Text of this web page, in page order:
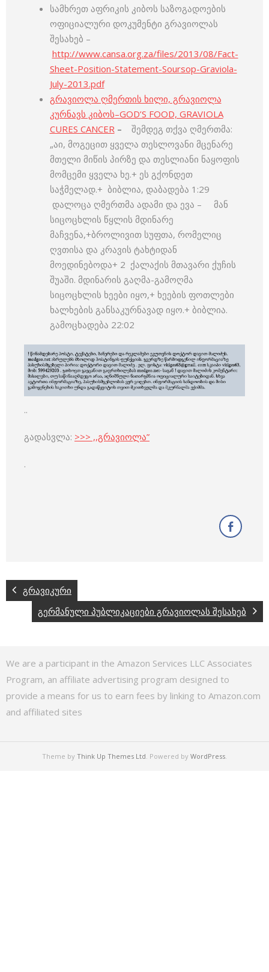
სამხრეთ აფრიკის კიბოს საზოგადოების
ოფიციალური დოკუმენტი გრავიოლას
შესახებ –
http://www.cansa.org.za/files/2013/08/Fact-
Sheet-Position-Statement-Soursop-Graviola-
July-2013.pdf
გრავიოლა ღმერთის ხილი, გრავიოლა
კურნავს კიბოს–GOD’S FOOD, GRAVIOLA
CURES CANCER –
შემდეგ თქვა ღმერთმა:
„აი, მოგეცით ყველა თესლოვანი მცენარე
მთელი მიწის პირზე და თესლიანი ნაყოფის
მომცემი ყველა ხე.+ ეს გქონდეთ
საჭმელად.+ ბიბლია, დაბადება 1:29
დალოცა ღმერთმა ადამი და ევა – მან
სიცოცხლის წყლის მდინარე
მაჩვენა,+ბროლივით სუფთა, რომელიც
ღვთისა და კრავის ტახტიდან
მოედინებოდა+ 2 ქალაქის მთავარი ქუჩის
შუაში. მდინარის გაღმა-გამოღმა
სიცოცხლის ხეები იყო,+ ხეების ფოთლები
ხალხების განსაკურნავად იყო.+ ბიბლია.
გამოცხადება 22:02
..
გადასვლა: >>> ,,გრავიოლა”
.
გრავიკური
გერმანული პუბლიკაციები გრავიოლას შესახებ
We are a participant in the Amazon Services LLC Associates
Program, an affiliate advertising program designed to
provide a means for us to earn fees by linking to Amazon.com
and affiliated sites
Theme by Think Up Themes Ltd . Powered by WordPress